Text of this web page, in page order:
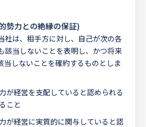
勢力との絶縁の保証)
社は、相手方に対し、自己が次の各
該当しないことを表明し、かつ将来
当しないことを確約するものとしま
が経営を支配していると認められる
こと
が経営に実質的に関与していると認